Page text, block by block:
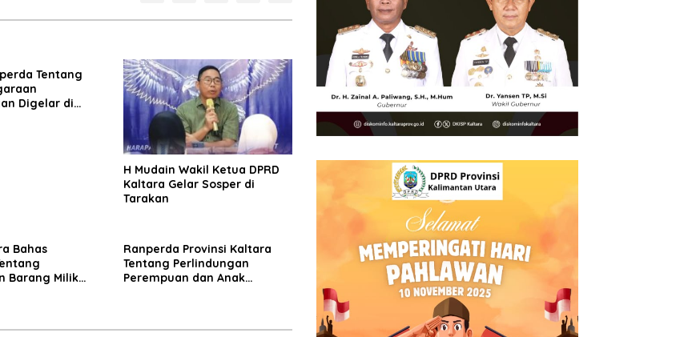
Tentang
Digelar di
H Mudain Wakil Ketua DPRD
Kaltara Gelar Sosper di
Tarakan
Bahas
Barang Milik
Ranperda Provinsi Kaltara
Tentang Perlindungan
Perempuan dan Anak